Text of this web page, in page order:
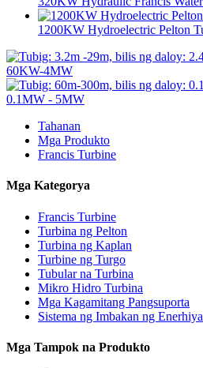
1200KW Hydroelectric Pelton
Tahanan
Mga Produkto
Francis Turbine
Mga Kategorya
Francis Turbine
Turbina ng Pelton
Turbina ng Kaplan
Turbine ng Turgo
Tubular na Turbina
Mikro Hidro Turbina
Mga Kagamitang Pangsuporta
Sistema ng Imbakan ng Enerhiya
Mga Tampok na Produkto